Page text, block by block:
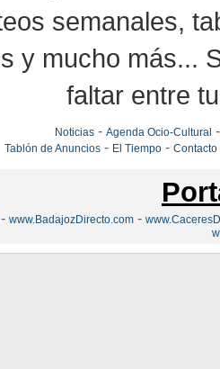
semanales,
y mucho más...
faltar entre
Noticias- Agenda Ocio-Cultural
Tablón de Anuncios- El Tiempo- Contacto
- www.BadajozDirecto.com -